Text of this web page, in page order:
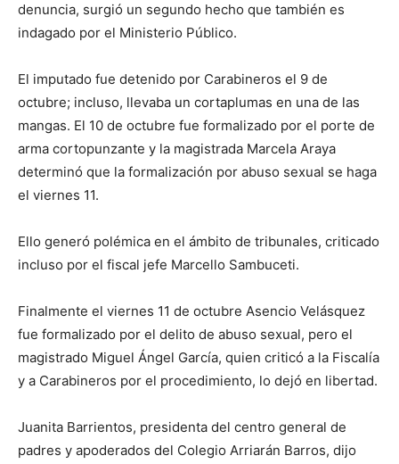
denuncia, surgió un segundo hecho que también es
indagado por el Ministerio Público.
El imputado fue detenido por Carabineros el 9 de
octubre; incluso, llevaba un cortaplumas en una de las
mangas. El 10 de octubre fue formalizado por el porte de
arma cortopunzante y la magistrada Marcela Araya
determinó que la formalización por abuso sexual se haga
el viernes 11.
Ello generó polémica en el ámbito de tribunales, criticado
incluso por el fiscal jefe Marcello Sambuceti.
Finalmente el viernes 11 de octubre Asencio Velásquez
fue formalizado por el delito de abuso sexual, pero el
magistrado Miguel Ángel García, quien criticó a la Fiscalía
y a Carabineros por el procedimiento, lo dejó en libertad.
Juanita Barrientos, presidenta del centro general de
padres y apoderados del Colegio Arriarán Barros, dijo